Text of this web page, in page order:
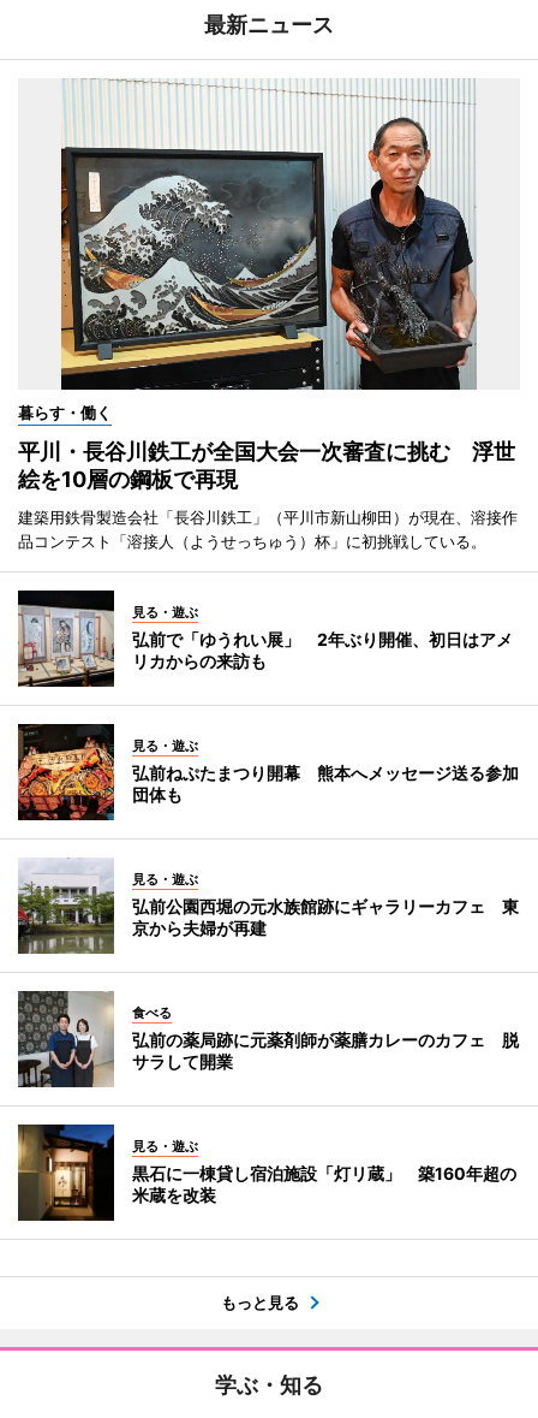
最新ニュース
暮らす・働く
平川・長谷川鉄工が全国大会一次審査に挑む 浮世
絵を10層の鋼板で再現
建築用鉄骨製造会社「長谷川鉄工」（平川市新山柳田）が現在、溶接作
品コンテスト「溶接人（ようせっちゅう）杯」に初挑戦している。
見る・遊ぶ
弘前で「ゆうれい展」 2年ぶり開催、初日はアメ
リカからの来訪も
見る・遊ぶ
弘前ねぷたまつり開幕 熊本へメッセージ送る参加
団体も
見る・遊ぶ
弘前公園西堀の元水族館跡にギャラリーカフェ 東
京から夫婦が再建
食べる
弘前の薬局跡に元薬剤師が薬膳カレーのカフェ 脱
サラして開業
見る・遊ぶ
黒石に一棟貸し宿泊施設「灯リ蔵」 築160年超の
米蔵を改装
もっと見る
学ぶ・知る